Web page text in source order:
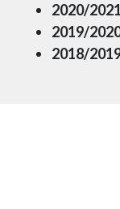
2020/2021
2019/
2018/